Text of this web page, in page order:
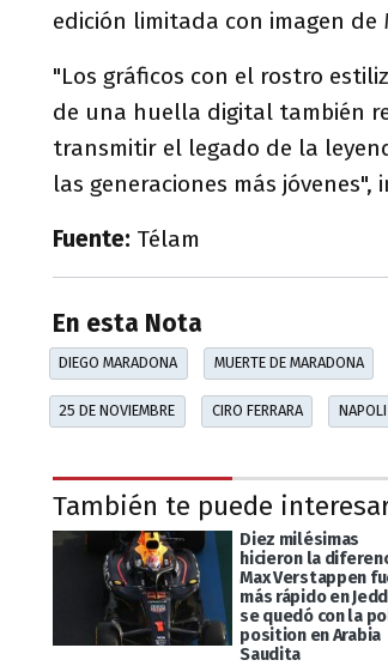
edición limitada con imagen de
"Los gráficos con el rostro
de una huella digital también
transmitir el legado de la
las generaciones más
Fuente: Télam
En esta Nota
DIEGO MARADONA MUERTE DE MARADONA
25 DE NOVIEMBRE CIRO FERRARA NAPOLI
También te puede
Diez milésimas
hicieron la
Max Verstappen
más rápido en
se quedó con la
position en Arabia
Saudita